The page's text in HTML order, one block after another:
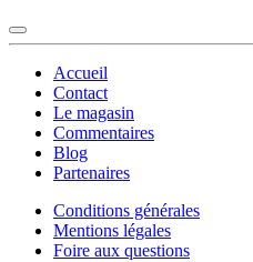
Accueil
Contact
Le magasin
Commentaires
Blog
Partenaires
Conditions générales
Mentions légales
Foire aux questions